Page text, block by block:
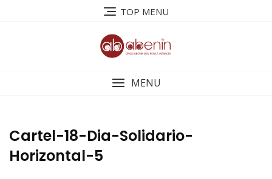
TOP MENU
MENU
Cartel-18-Dia-Solidario-
Horizontal-5